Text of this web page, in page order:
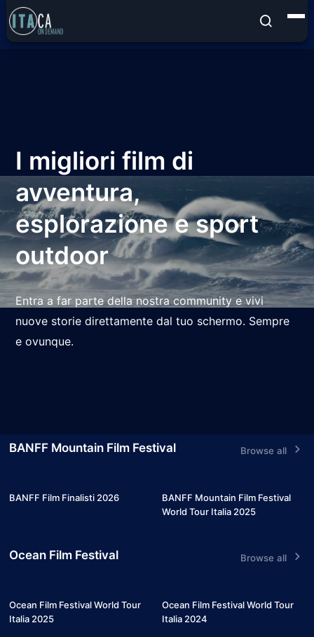
I migliori film di
avventura,
esplorazione e sport
outdoor
Entra a far parte della nostra community e vivi
nuove storie direttamente dal tuo schermo. Sempre
e ovunque.
BANFF Mountain Film Festival Browse all
BANFF Film Finalisti 2026
BANFF Mountain Film Festival
World Tour Italia 2025
Ocean Film Festival Browse all
7
Ocean Film Festival World Tour
Italia 2025
5
Ocean Film Festival World Tour
Italia 2024